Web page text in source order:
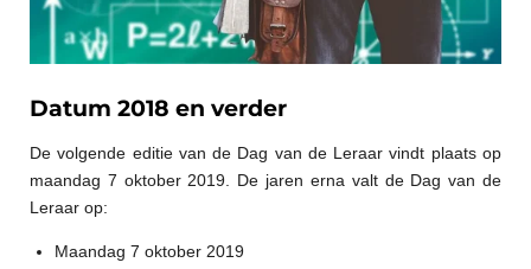
Datum 2018 en verder
De volgende editie van de Dag van de Leraar vindt plaats op
maandag 7 oktober 2019. De jaren erna valt de Dag van de
Leraar op:
Maandag 7 oktober 2019